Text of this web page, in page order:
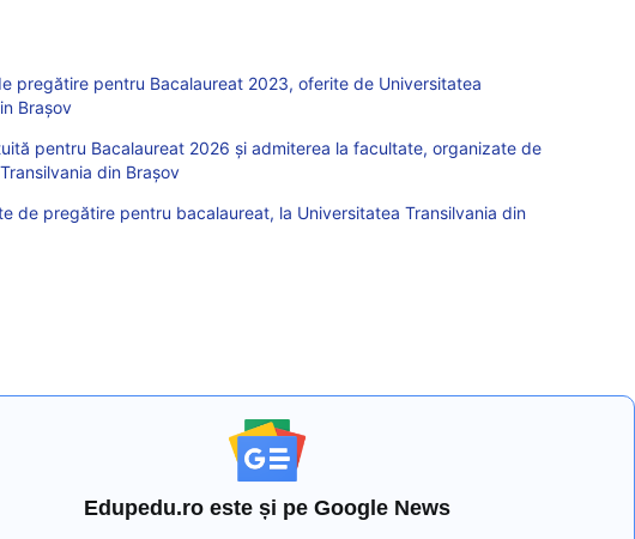
pregătire pentru Bacalaureat 2023, oferite de Universitatea
Brașov
pentru Bacalaureat 2026 și admiterea la facultate, organizate de
din Brașov
de pregătire pentru bacalaureat, la Universitatea Transilvania din
Edupedu.ro este și pe Google News